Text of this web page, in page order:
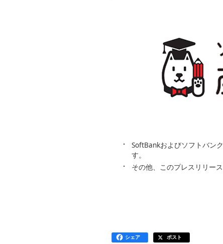
SoftBankおよびソフトバン
す。
その他、このプレスリリー
シェア ポスト